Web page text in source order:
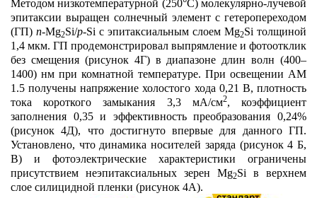
Методом низкотемпературной (250°C) молекулярно-лучевой
эпитаксии выращен солнечный элемент с гетеропереходом
(ГП) n-Mg2Si/p-Si с эпитаксиальным слоем Mg2Si толщиной
1,4 мкм. ГП продемонстрировал выпрямление и фотоотклик
без смещения (рисунок 4Г) в диапазоне длин волн (400–
1400) нм при комнатной температуре. При освещении AM
1.5 получены напряжение холостого хода 0,21 В, плотность
тока короткого замыкания 3,3 мА/см2, коэффициент
заполнения 0,35 и эффективность преобразования 0,24%
(рисунок 4Д), что достигнуто впервые для данного ГП.
Установлено, что динамика носителей заряда (рисунок 4 Б,
В) и фотоэлектрические характеристики ограничены
присутствием неэпитаксиальных зерен Mg2Si в верхнем
слое силицидной пленки (рисунок 4А).